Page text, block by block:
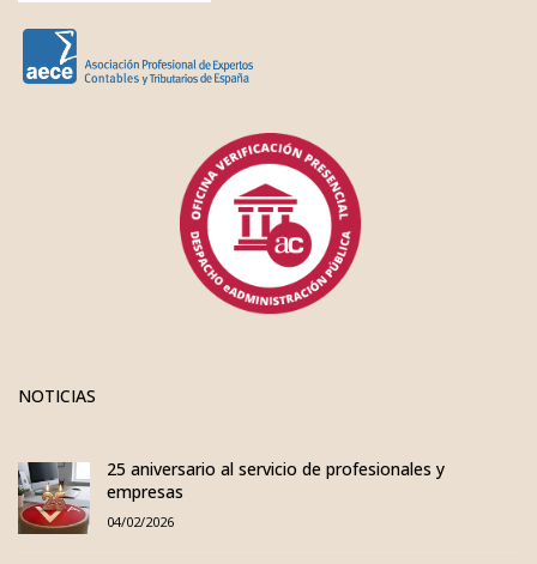
NOTICIAS
25 aniversario al servicio de profesionales y
empresas
04/02/2026